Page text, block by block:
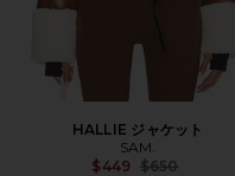
HALLIE ジャケット
SAM.
$449 Previous price:
$650